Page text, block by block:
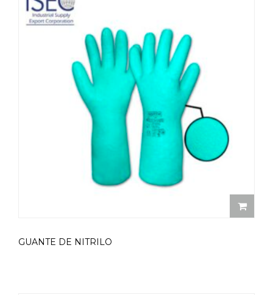
GUANTE DE NITRILO